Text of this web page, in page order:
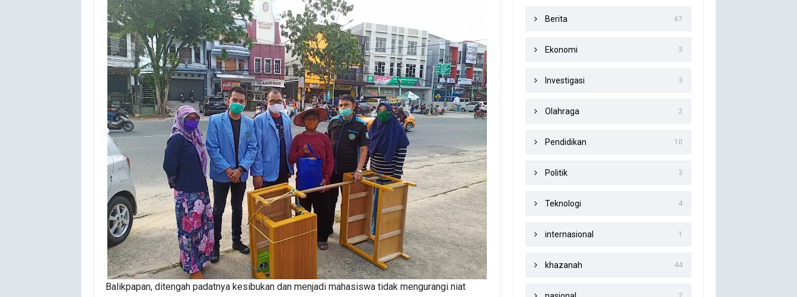
Balikpapan, ditengah padatnya kesibukan dan menjadi mahasiswa tidak mengurangi niat
Berita 67
Ekonomi 3
Investigasi 3
Olahraga 2
Pendidikan 10
Politik 3
Teknologi 4
internasional 1
khazanah 44